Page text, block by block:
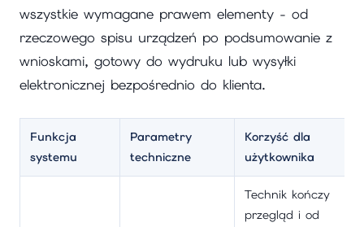
wszystkie wymagane prawem elementy - od
rzeczowego spisu urządzeń po podsumowanie z
wnioskami, gotowy do wydruku lub wysyłki
elektronicznej bezpośrednio do klienta.
Funkcja
systemu
Parametry
techniczne
Korzyść dla
użytkownika
Technik kończy
przegląd i od